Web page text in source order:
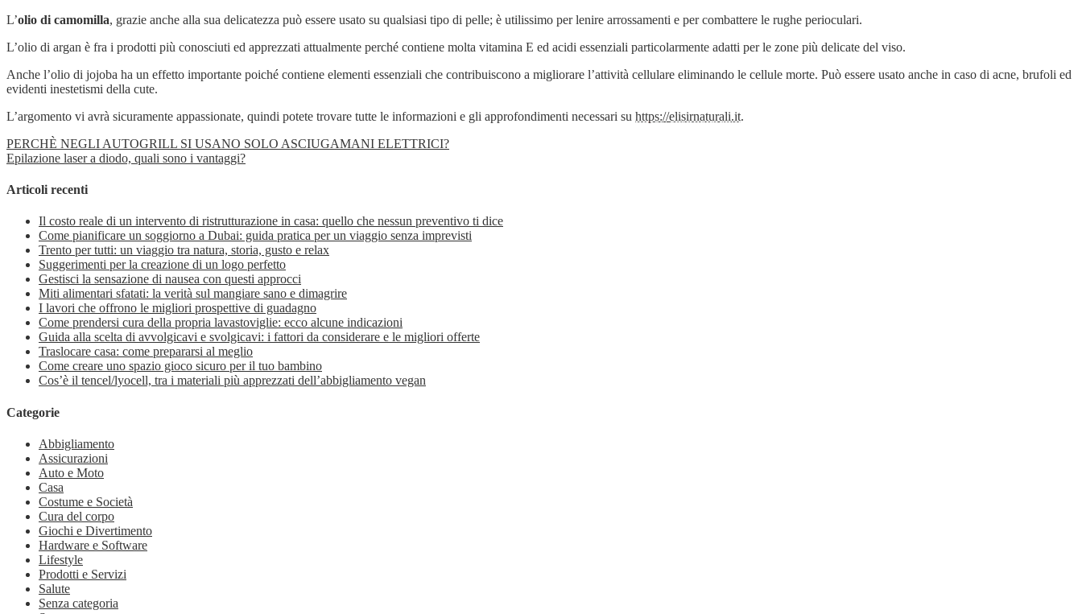
L’olio di camomilla, grazie anche alla sua delicatezza può essere usato su qualsiasi tipo di pelle; è utilissimo per lenire arrossamenti e per combattere le rughe perioculari.
L’olio di argan è fra i prodotti più conosciuti ed apprezzati attualmente perché contiene molta vitamina E ed acidi essenziali particolarmente adatti per le zone più delicate del viso.
Anche l’olio di jojoba ha un effetto importante poiché contiene elementi essenziali che contribuiscono a migliorare l’attività cellulare eliminando le cellule morte. Può essere usato anche in caso di acne, brufoli ed
evidenti inestetismi della cute.
L’argomento vi avrà sicuramente appassionate, quindi potete trovare tutte le informazioni e gli approfondimenti necessari su https://elisirnaturali.it.
PERCHÈ NEGLI AUTOGRILL SI USANO SOLO ASCIUGAMANI ELETTRICI?
Epilazione laser a diodo, quali sono i vantaggi?
Articoli recenti
Il costo reale di un intervento di ristrutturazione in casa: quello che nessun preventivo ti dice
Come pianificare un soggiorno a Dubai: guida pratica per un viaggio senza imprevisti
Trento per tutti: un viaggio tra natura, storia, gusto e relax
Suggerimenti per la creazione di un logo perfetto
Gestisci la sensazione di nausea con questi approcci
Miti alimentari sfatati: la verità sul mangiare sano e dimagrire
I lavori che offrono le migliori prospettive di guadagno
Come prendersi cura della propria lavastoviglie: ecco alcune indicazioni
Guida alla scelta di avvolgicavi e svolgicavi: i fattori da considerare e le migliori offerte
Traslocare casa: come prepararsi al meglio
Come creare uno spazio gioco sicuro per il tuo bambino
Cos’è il tencel/lyocell, tra i materiali più apprezzati dell’abbigliamento vegan
Categorie
Abbigliamento
Assicurazioni
Auto e Moto
Casa
Costume e Società
Cura del corpo
Giochi e Divertimento
Hardware e Software
Lifestyle
Prodotti e Servizi
Salute
Senza categoria